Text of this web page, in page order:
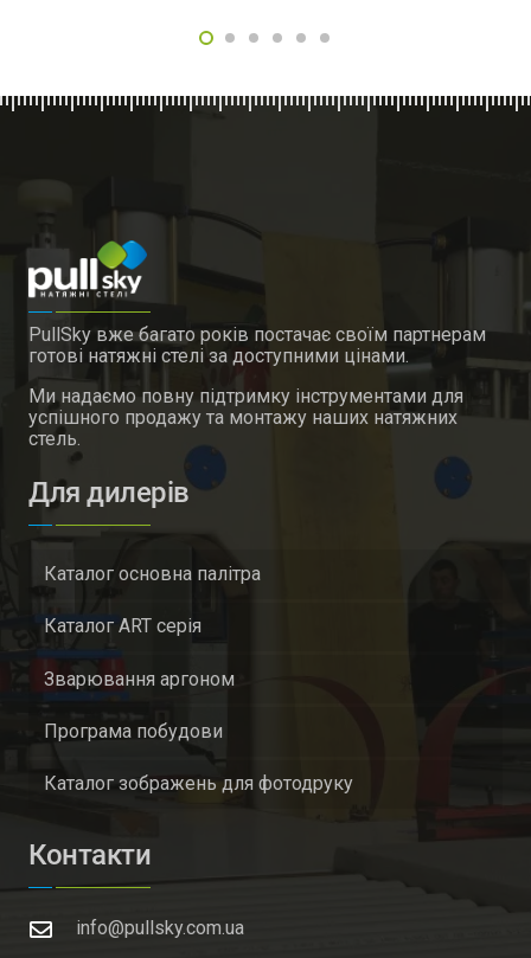
PullSky вже багато років постачає своїм партнерам
готові натяжні стелі за доступними цінами.
Ми надаємо повну підтримку інструментами для
успішного продажу та монтажу наших натяжних
стель.
Для дилерів
Каталог основна палітра
Каталог ART серія
Зварювання аргоном
Програма побудови
Каталог зображень для фотодруку
Контакти
info@pullsky.com.ua